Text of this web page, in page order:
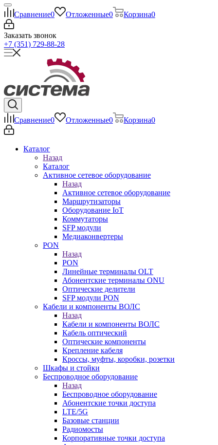
Сравнение0 Отложенные0 Корзина0
Заказать звонок
+7 (351) 729-88-28
Сравнение0 Отложенные0 Корзина0
Каталог
Назад
Каталог
Активное сетевое оборудование
Назад
Активное сетевое оборудование
Маршрутизаторы
Оборудование IoT
Коммутаторы
SFP модули
Медиаконвертеры
PON
Назад
PON
Линейные терминалы OLT
Абонентские терминалы ONU
Оптические делители
SFP модули PON
Кабели и компоненты ВОЛС
Назад
Кабели и компоненты ВОЛС
Кабель оптический
Оптические компоненты
Крепление кабеля
Кроссы, муфты, коробки, розетки
Шкафы и стойки
Беспроводное оборудование
Назад
Беспроводное оборудование
Абонентские точки доступа
LTE/5G
Базовые станции
Радиомосты
Корпоративные точки доступа